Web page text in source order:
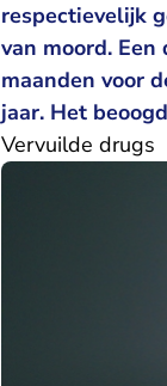
respectievelijk
van moord.
maanden voor
jaar. Het
Vervuilde drugs